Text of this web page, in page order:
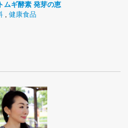
ムギ酵素 発芽の恵
健康食品